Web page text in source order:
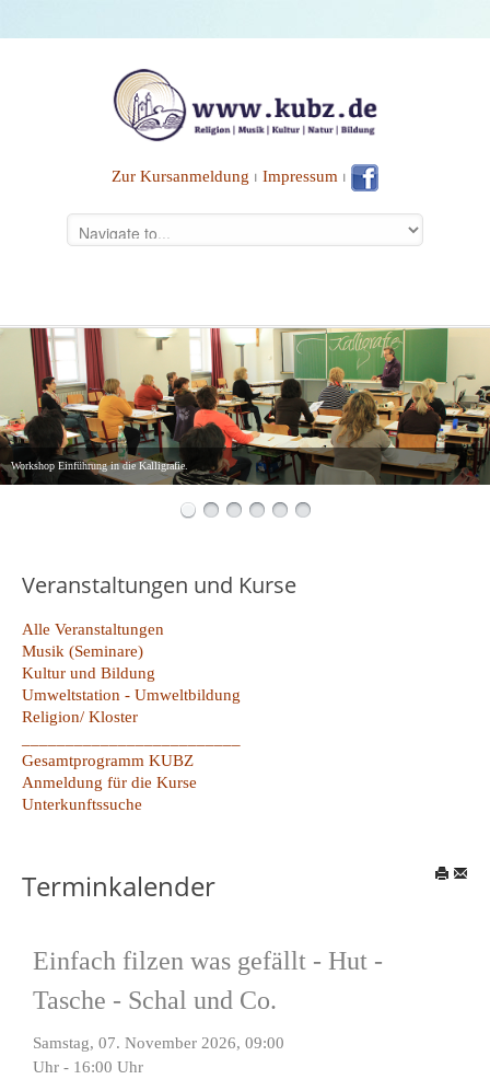
Zur Kursanmeldung ⏐ Impressum ⏐
Workshop Einführung in die Kalligrafie.
Veranstaltungen und Kurse
Alle Veranstaltungen
Musik (Seminare)
Kultur und Bildung
Umweltstation - Umweltbildung
Religion/ Kloster
Gesamtprogramm KUBZ
Anmeldung für die Kurse
Unterkunftssuche
Terminkalender
Einfach filzen was gefällt - Hut -
Tasche - Schal und Co.
Samstag, 07. November 2026, 09:00
Uhr - 16:00 Uhr